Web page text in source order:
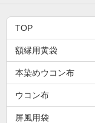
TOP
額縁用黄袋
本染めウコン布
ウコン布
屏風用袋